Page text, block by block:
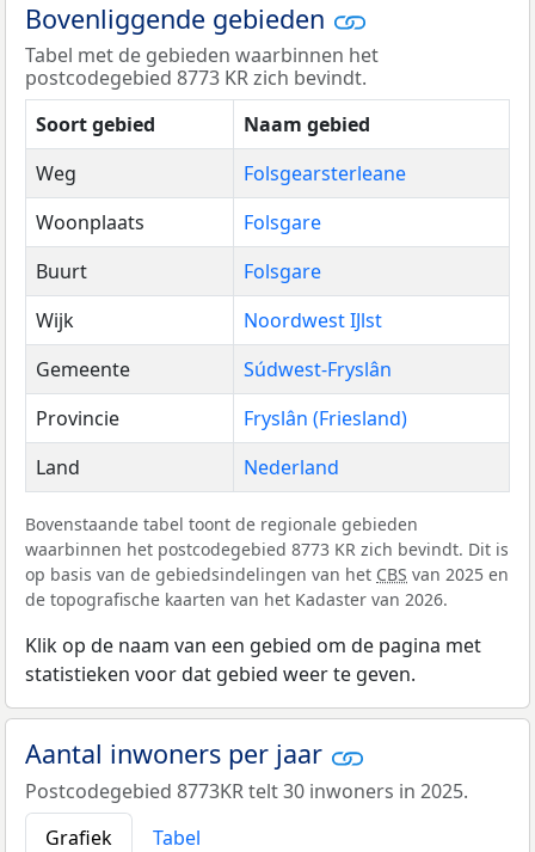
Bovenliggende gebieden
Tabel met de gebieden waarbinnen het
postcodegebied 8773 KR zich bevindt.
Soort gebied
Naam gebied
Weg
Folsgearsterleane
Woonplaats
Folsgare
Buurt
Folsgare
Wijk
Noordwest IJlst
Gemeente
Súdwest-Fryslân
Provincie
Fryslân (Friesland)
Land
Nederland
Bovenstaande tabel toont de regionale gebieden
waarbinnen het postcodegebied 8773 KR zich bevindt. Dit is
op basis van de gebiedsindelingen van het CBS van 2025 en
de topografische kaarten van het Kadaster van 2026.
Klik op de naam van een gebied om de pagina met
statistieken voor dat gebied weer te geven.
Aantal inwoners per jaar
Postcodegebied 8773KR telt 30 inwoners in 2025.
Grafiek
Tabel